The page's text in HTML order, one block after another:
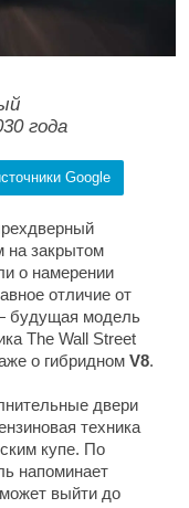
года
Google
на закрытом
о намерении
отличие от
будущая модель
The Wall Street
о гибридном V8.
двери
техника
купе. По
напоминает
выйти до